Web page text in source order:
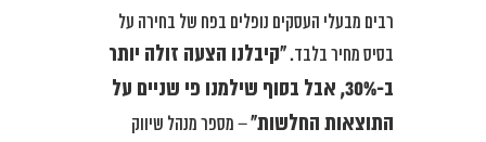
רבים מבעלי העסקים נופלים בפח של בחירה על
בסיס מחיר בלבד.“קיבלנו הצעה זולה יותר
ב-30%, אבל בסוף שילמנו פי שניים על
התוצאות החלשות”– מספר מנהל שיווק